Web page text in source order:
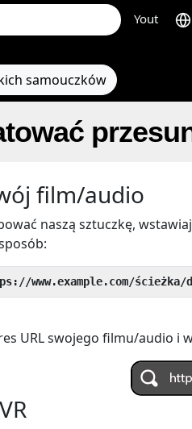
Yout
samouczków
film/audio
naszą sztuczkę,
www.example.com/ścieżka/
URL swojego filmu/audio i